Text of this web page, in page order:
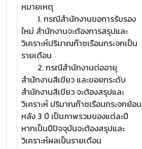
หมายเหตุ
1. กรณีสำนักงานขอการรับรอง
ใหม่ สำนักงานจะต้องการสรุปและ
วิเคราะห์ปริมาณก๊าซเรือนกระจกเป็น
รายเดือน
2. กรณีสำนักงานต่ออายุ
สำนักงานสีเขียว และขอยกระดับ
สำนักงานสีเขียว จะต้องสรุปและ
วิเคราะห์ ปริมาณก๊าซเรือนกระจกย้อน
หลัง 3 ปี เป็นภาพรวมของแต่ละปี
หากเป็นปีปัจจุบันจะต้องสรุปและ
วิเคราะห์ผลเป็นรายเดือน